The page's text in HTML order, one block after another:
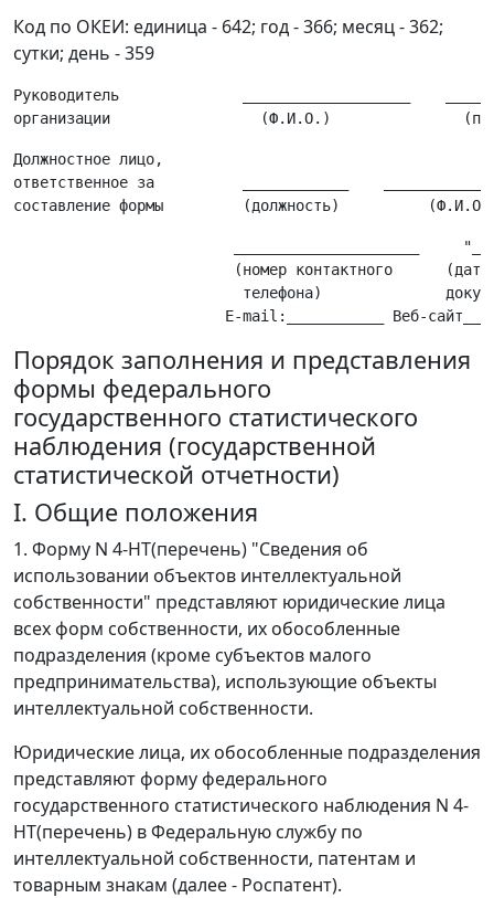
Код по ОКЕИ: единица - 642; год - 366; месяц - 362;
сутки; день - 359
Руководитель              ___________________
Должностное лицо,
ответственное за          ____________
_____________________
(номер контактного
телефона)
Порядок заполнения и представления
формы федерального
государственного статистического
наблюдения (государственной
статистической отчетности)
I. Общие положения
1. Форму N 4-НТ(перечень) "Сведения об
использовании объектов интеллектуальной
собственности" представляют юридические лица
всех форм собственности, их обособленные
подразделения (кроме субъектов малого
предпринимательства), использующие объекты
интеллектуальной собственности.
Юридические лица, их обособленные подразделения
представляют форму федерального
государственного статистического наблюдения N 4-
НТ(перечень) в Федеральную службу по
интеллектуальной собственности, патентам и
товарным знакам (далее - Роспатент).